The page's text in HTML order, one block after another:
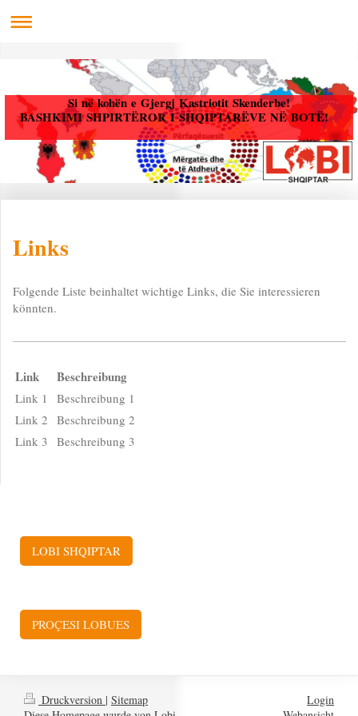
Si në kohën e Gjergj Kastriotit Skenderbe!
BASHKIMI SHPIRTËROR I SHQIPTARËVE NË BOTË!
Links
Folgende Liste beinhaltet wichtige Links, die Sie interessieren
könnten.
Link Beschreibung
Link 1
Beschreibung 1
Link 2 Beschreibung 2
Link 3 Beschreibung 3
LOBI SHQIPTAR
PROÇESI LOBUES
Druckversion | Sitemap
Login